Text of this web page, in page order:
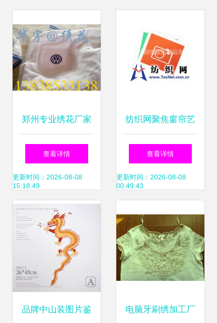
郑州专业绣花厂家
推荐 电脑绣花工艺
的优势与服务
查看详情
更新时间：2026-08-08
15:18:49
纺织网聚焦窗帘艺
术 从贸易到电脑绣
花的华丽蜕变
查看详情
更新时间：2026-08-08
00:49:43
品牌中山装图片鉴 电脑牙刷绣加工厂